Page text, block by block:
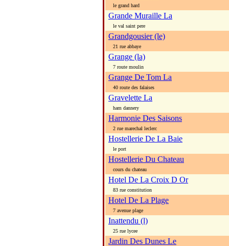
le grand hard
Grande Muraille La
le val saint pere
Grandgousier (le)
21 rue abbaye
Grange (la)
7 route moulin
Grange De Tom La
40 route des falaises
Gravelette La
ham dannery
Harmonie Des Saisons
2 rue marechal leclerc
Hostellerie De La Baie
le port
Hostellerie Du Chateau
cours du chateau
Hotel De La Croix D Or
83 rue constitution
Hotel De La Plage
7 avenue plage
Inattendu (l)
25 rue lycee
Jardin Des Dunes Le